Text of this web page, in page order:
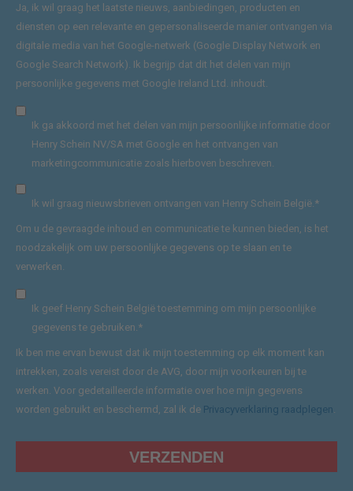
Ja, ik wil graag het laatste nieuws, aanbiedingen, producten en
diensten op een relevante en gepersonaliseerde manier ontvangen via
digitale media van het Google-netwerk (Google Display Network en
Google Search Network). Ik begrijp dat dit het delen van mijn
persoonlijke gegevens met Google Ireland Ltd. inhoudt.
Ik ga akkoord met het delen van mijn persoonlijke informatie door
Henry Schein NV/SA met Google en het ontvangen van
marketingcommunicatie zoals hierboven beschreven.
Ik wil graag nieuwsbrieven ontvangen van Henry Schein België.*
Om u de gevraagde inhoud en communicatie te kunnen bieden, is het
noodzakelijk om uw persoonlijke gegevens op te slaan en te
verwerken.
Ik geef Henry Schein België toestemming om mijn persoonlijke
gegevens te gebruiken.*
Ik ben me ervan bewust dat ik mijn toestemming op elk moment kan
intrekken, zoals vereist door de AVG, door mijn voorkeuren bij te
werken. Voor gedetailleerde informatie over hoe mijn gegevens
worden gebruikt en beschermd, zal ik de Privacyverklaring raadplegen.